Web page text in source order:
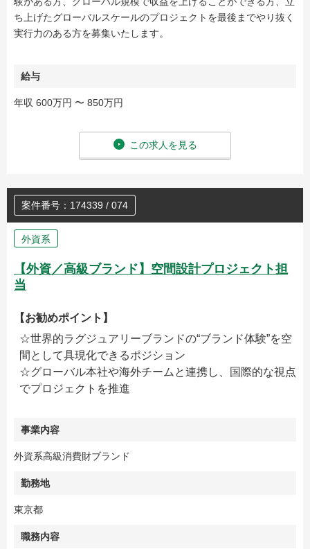
ち上げたグローバルスケールのプロジェクトを最後までやり抜く
実行力のある方を募集いたします。
給与
年収 600万円 〜 850万円
この求人を見る
案件番号：174339 / 074
外資系
【外資／高級ブランド】空間設計プロジェクト担
当
【お勧めポイント】
☆世界的ラグジュアリーブランドの“ブランド体験”を空
間として具現化できるポジション
☆グローバル本社や海外チームと連携し、国際的な視点
でプロジェクトを推進
事業内容
外資系高級消費財ブランド
勤務地
東京都
職務内容